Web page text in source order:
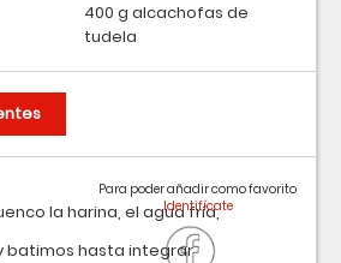
la harina, el agua fría,
batimos hasta integrar
Para poder añadir como favorito
400 g alcachofas de
tudela